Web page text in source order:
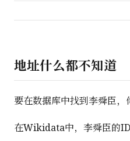
地址什么都不知道
要在数据库中找到李舜臣，
在Wikidata中，李舜臣的